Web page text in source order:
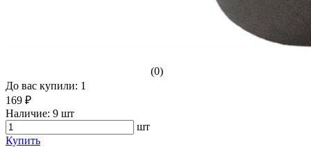
(0)
До вас купили: 1
169 ₽
Наличие: 9 шт
шт
Купить